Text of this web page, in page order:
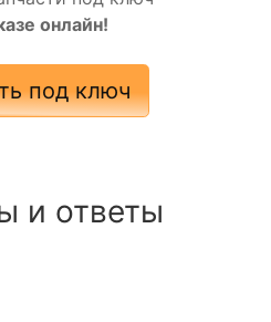
онлайн!
под ключ
и ответы